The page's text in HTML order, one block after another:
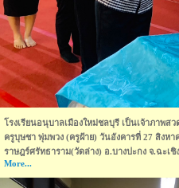
โรงเรียนอนุบาลเมืองใหม่ชลบุรี เป็นเจ้าภาพ
ครูบุษชา พุ่มพวง (ครูฝ้าย) วันอังคารที่ 27 สิงห
ราษฎร์ศรัทธาราม(วัดล่าง) อ.บางปะกง จ.ฉะเชิ
More...